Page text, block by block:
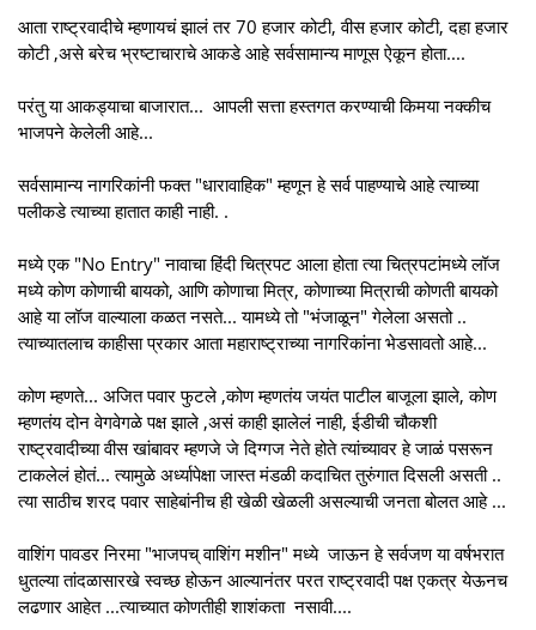
आता राष्ट्रवादीचे म्हणायचं झालं तर 70 हजार कोटी, वीस हजार कोटी, दहा हजार
कोटी ,असे बरेच भ्रष्टाचाराचे आकडे आहे सर्वसामान्य माणूस ऐकून होता....
परंतु या आकड्याचा बाजारात... आपली सत्ता हस्तगत करण्याची किमया नक्कीच
भाजपने केलेली आहे...
सर्वसामान्य नागरिकांनी फक्त "धारावाहिक" म्हणून हे सर्व पाहण्याचे आहे त्याच्या
पलीकडे त्याच्या हातात काही नाही. .
मध्ये एक "No Entry" नावाचा हिंदी चित्रपट आला होता त्या चित्रपटांमध्ये लॉज
मध्ये कोण कोणाची बायको, आणि कोणाचा मित्र, कोणाच्या मित्राची कोणती बायको
आहे या लॉज वाल्याला कळत नसते... यामध्ये तो "भंजाळून" गेलेला असतो ..
त्याच्यातलाच काहीसा प्रकार आता महाराष्ट्राच्या नागरिकांना भेडसावतो आहे...
कोण म्हणते... अजित पवार फुटले ,कोण म्हणतंय जयंत पाटील बाजूला झाले, कोण
म्हणतंय दोन वेगवेगळे पक्ष झाले ,असं काही झालेलं नाही, ईडीची चौकशी
राष्ट्रवादीच्या वीस खांबावर म्हणजे जे दिग्गज नेते होते त्यांच्यावर हे जाळं पसरून
टाकलेलं होतं... त्यामुळे अर्ध्यापेक्षा जास्त मंडळी कदाचित तुरुंगात दिसली असती ..
त्या साठीच शरद पवार साहेबांनीच ही खेळी खेळली असल्याची जनता बोलत आहे ...
वाशिंग पावडर निरमा "भाजपच् वाशिंग मशीन" मध्ये जाऊन हे सर्वजण या वर्षभरात
धुतल्या तांदळासारखे स्वच्छ होऊन आल्यानंतर परत राष्ट्रवादी पक्ष एकत्र येऊनच
लढणार आहेत ...त्याच्यात कोणतीही शाशंकता नसावी....